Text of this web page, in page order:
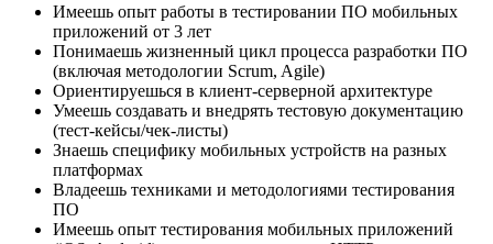
Имеешь опыт работы в тестировании ПО мобильных
приложений от 3 лет
Понимаешь жизненный цикл процесса разработки ПО
(включая методологии Scrum, Agile)
Ориентируешься в клиент-серверной архитектуре
Умеешь создавать и внедрять тестовую документацию
(тест-кейсы/чек-листы)
Знаешь специфику мобильных устройств на разных
платформах
Владеешь техниками и методологиями тестирования
ПО
Имеешь опыт тестирования мобильных приложений